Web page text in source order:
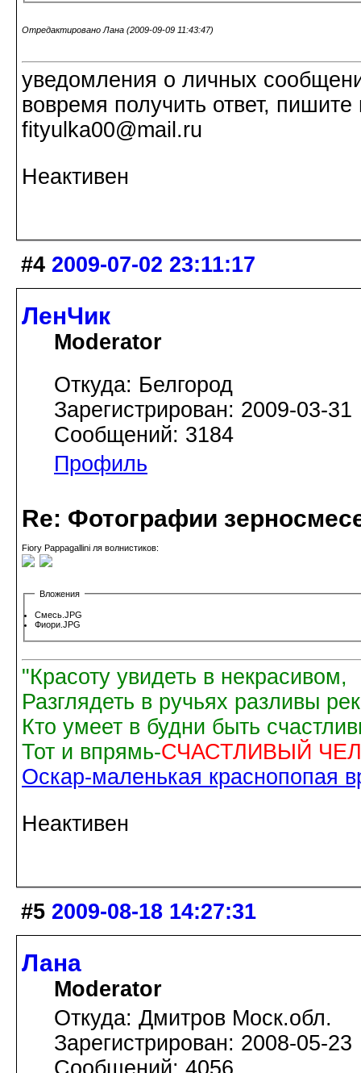
Отредактировано Лана (2009-09-09 11:43:47)
уведомления о личных
вовремя получить ответ,
fityulka00@mail.ru
Неактивен
#4 2009-07-02 23:11:17
ЛенЧик
Moderator
Откуда: Белгород
Зарегистрирован: 2009-03-31
Сообщений: 3184
Профиль
Re: Фотографии
Fiory Pappagallini ля волнистиков:
Вложения
Смесь.JPG
Фиори.JPG
"Красоту увидеть в некрасивом,
Разглядеть в ручьях разливы
Кто умеет в будни быть
Тот и впрямь-СЧАСТЛИВЫЙ
Оскар-маленькая краснопопая
Неактивен
#5 2009-08-18 14:27:31
Лана
Moderator
Откуда: Дмитров Моск.обл.
Зарегистрирован: 2008-05-23